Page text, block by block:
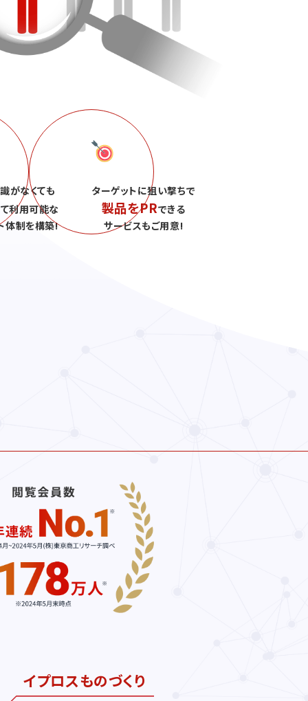
がなくても
利用可能な
体制を構築!
ターゲットに狙い撃ちで
製品をPRできる
サービスもご用意!
イプロスものづくり